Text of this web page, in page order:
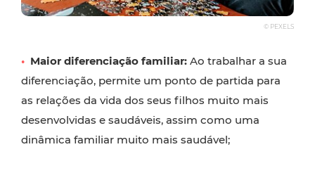
© PEXELS
• Maior diferenciação familiar: Ao trabalhar a sua
diferenciação, permite um ponto de partida para
as relações da vida dos seus filhos muito mais
desenvolvidas e saudáveis, assim como uma
dinâmica familiar muito mais saudável;